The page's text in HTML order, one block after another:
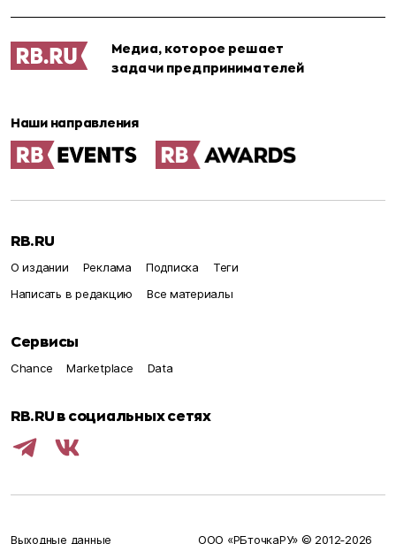
Медиа, которое решает
задачи предпринимателей
Наши направления
RB.RU
О издании Реклама Подписка
Теги
Написать в редакцию
Все материалы
Сервисы
Chance Marketplace Data
RB.RU в социальных сетях
Выходные данные ООО «РБточкаРУ» © 2012‑2026